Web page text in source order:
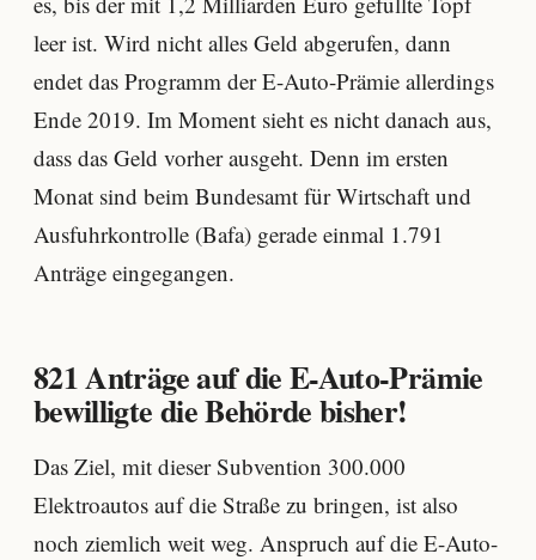
leer ist. Wird nicht alles Geld abgerufen, dann
endet das Programm der E-Auto-Prämie allerdings
Ende 2019. Im Moment sieht es nicht danach aus,
dass das Geld vorher ausgeht. Denn im ersten
Monat sind beim Bundesamt für Wirtschaft und
Ausfuhrkontrolle (Bafa) gerade einmal 1.791
Anträge eingegangen.
821 Anträge auf die E-Auto-Prämie
bewilligte die Behörde bisher!
Das Ziel, mit dieser Subvention 300.000
Elektroautos auf die Straße zu bringen, ist also
noch ziemlich weit weg. Anspruch auf die E-Auto-